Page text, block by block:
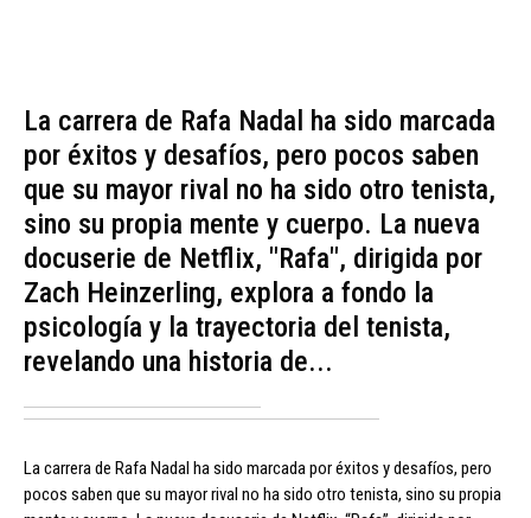
La carrera de Rafa Nadal ha sido marcada
por éxitos y desafíos, pero pocos saben
que su mayor rival no ha sido otro tenista,
sino su propia mente y cuerpo. La nueva
docuserie de Netflix, "Rafa", dirigida por
Zach Heinzerling, explora a fondo la
psicología y la trayectoria del tenista,
revelando una historia de...
La carrera de Rafa Nadal ha sido marcada por éxitos y desafíos, pero
pocos saben que su mayor rival no ha sido otro tenista, sino su propia